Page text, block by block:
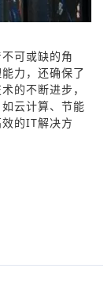
可或缺的角
力，还确保了
的不断进步，
云计算、节能
的IT解决方